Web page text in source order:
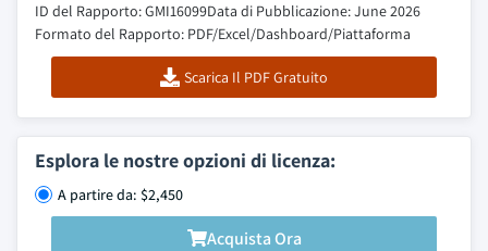
ID del Rapporto: GMI16099Data di Pubblicazione: June 2026
Formato del Rapporto: PDF/Excel/Dashboard/Piattaforma
Scarica Il PDF Gratuito
Esplora le nostre opzioni di licenza:
A partire da: $2,450
Acquista Ora